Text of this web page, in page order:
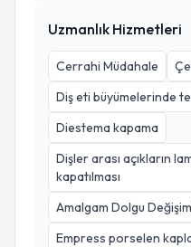
Uzmanlık Hizmetleri
Cerrahi Müdahale
Diş eti büyümelerinde
Diestema kapama
Dişler arası açıkların
kapatılması
Amalgam Dolgu
Empress porselen